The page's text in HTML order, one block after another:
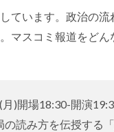
ています。政治の
マスコミ報道をど
月)開場18:30-開演
の読み方を伝授する